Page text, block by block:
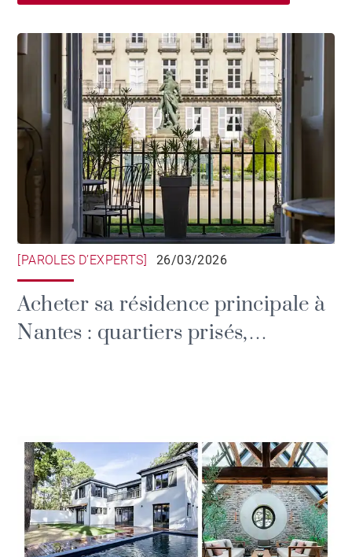
[PAROLES D’EXPERTS] 26/03/2026
Acheter sa résidence principale à
Nantes : quartiers prisés,